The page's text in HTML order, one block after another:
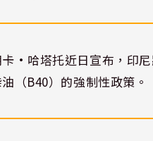
·哈塔托近日宣布，印
（B40）的強制性政策。